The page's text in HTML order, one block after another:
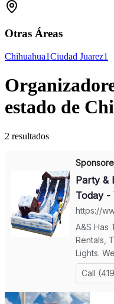
Otras Áreas
Chihuahua1Ciudad Juarez1
estado de
2 resultados